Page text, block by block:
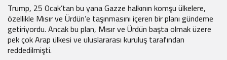
Trump, 25 Ocak’tan bu yana Gazze halkının komşu ülkelere,
özellikle Mısır ve Ürdün’e taşınmasını içeren bir planı gündeme
getiriyordu. Ancak bu plan, Mısır ve Ürdün başta olmak üzere
pek çok Arap ülkesi ve uluslararası kuruluş tarafından
reddedilmişti.